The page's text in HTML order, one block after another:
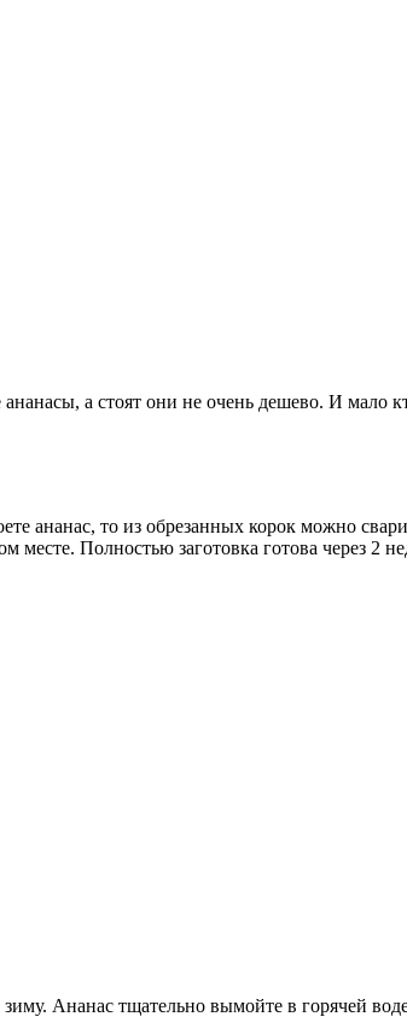
а стоят они не очень дешево. И мало
ананас, то из обрезанных корок можно
Полностью заготовка готова через 2
Ананас тщательно вымойте в горячей